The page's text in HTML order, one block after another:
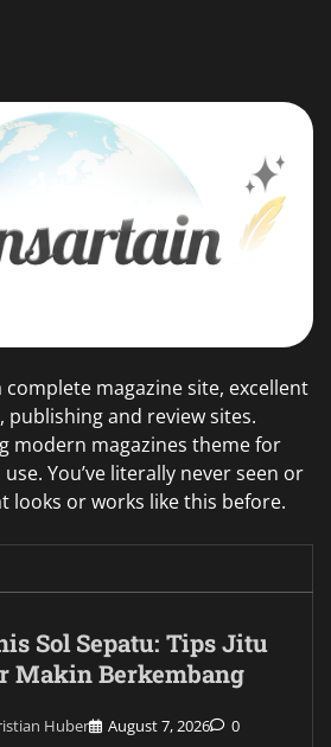
complete magazine site, excellent
publishing and review sites.
modern magazines theme for
You’ve literally never seen or
looks or works like this before.
Sol Sepatu: Tips Jitu
Makin Berkembang
Huber August 7, 2026 0